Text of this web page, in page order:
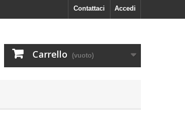
Accedi
Contattaci
Carrello (vuoto)